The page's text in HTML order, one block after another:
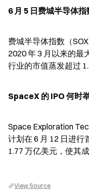
6 月 5 日费城半导体
费城半导体指数（
2020 年 3 月以来的最
行业的市值蒸发超过
SpaceX 的 IPO 何时
Space Exploration
计划在 6 月 12 日进
1.77 万亿美元，使其
View Source